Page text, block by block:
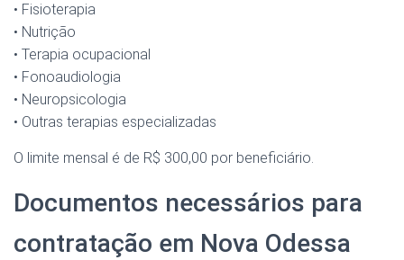
• Fisioterapia
• Nutrição
• Terapia ocupacional
• Fonoaudiologia
• Neuropsicologia
• Outras terapias especializadas
O limite mensal é de R$ 300,00 por beneficiário.
Documentos necessários para
contratação em Nova Odessa